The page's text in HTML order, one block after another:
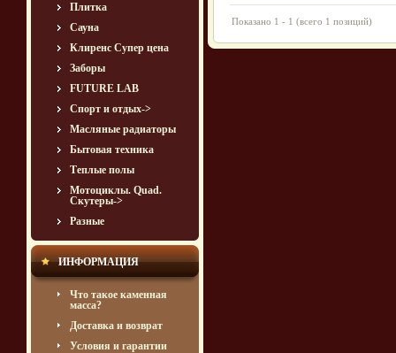
Плитка
Сауна
Клиренс Супер цена
Заборы
FUTURE LAB
Спорт и отдых->
Масляные радиаторы
Бытовая техника
Теплые полы
Мотоциклы. Quad.
Скутеры->
Разные
ИНФОРМАЦИЯ
Что такое каменная
масса?
Доставка и возврат
Условия и гарантии
Показано 1 - 1 (всего 1 позиций)